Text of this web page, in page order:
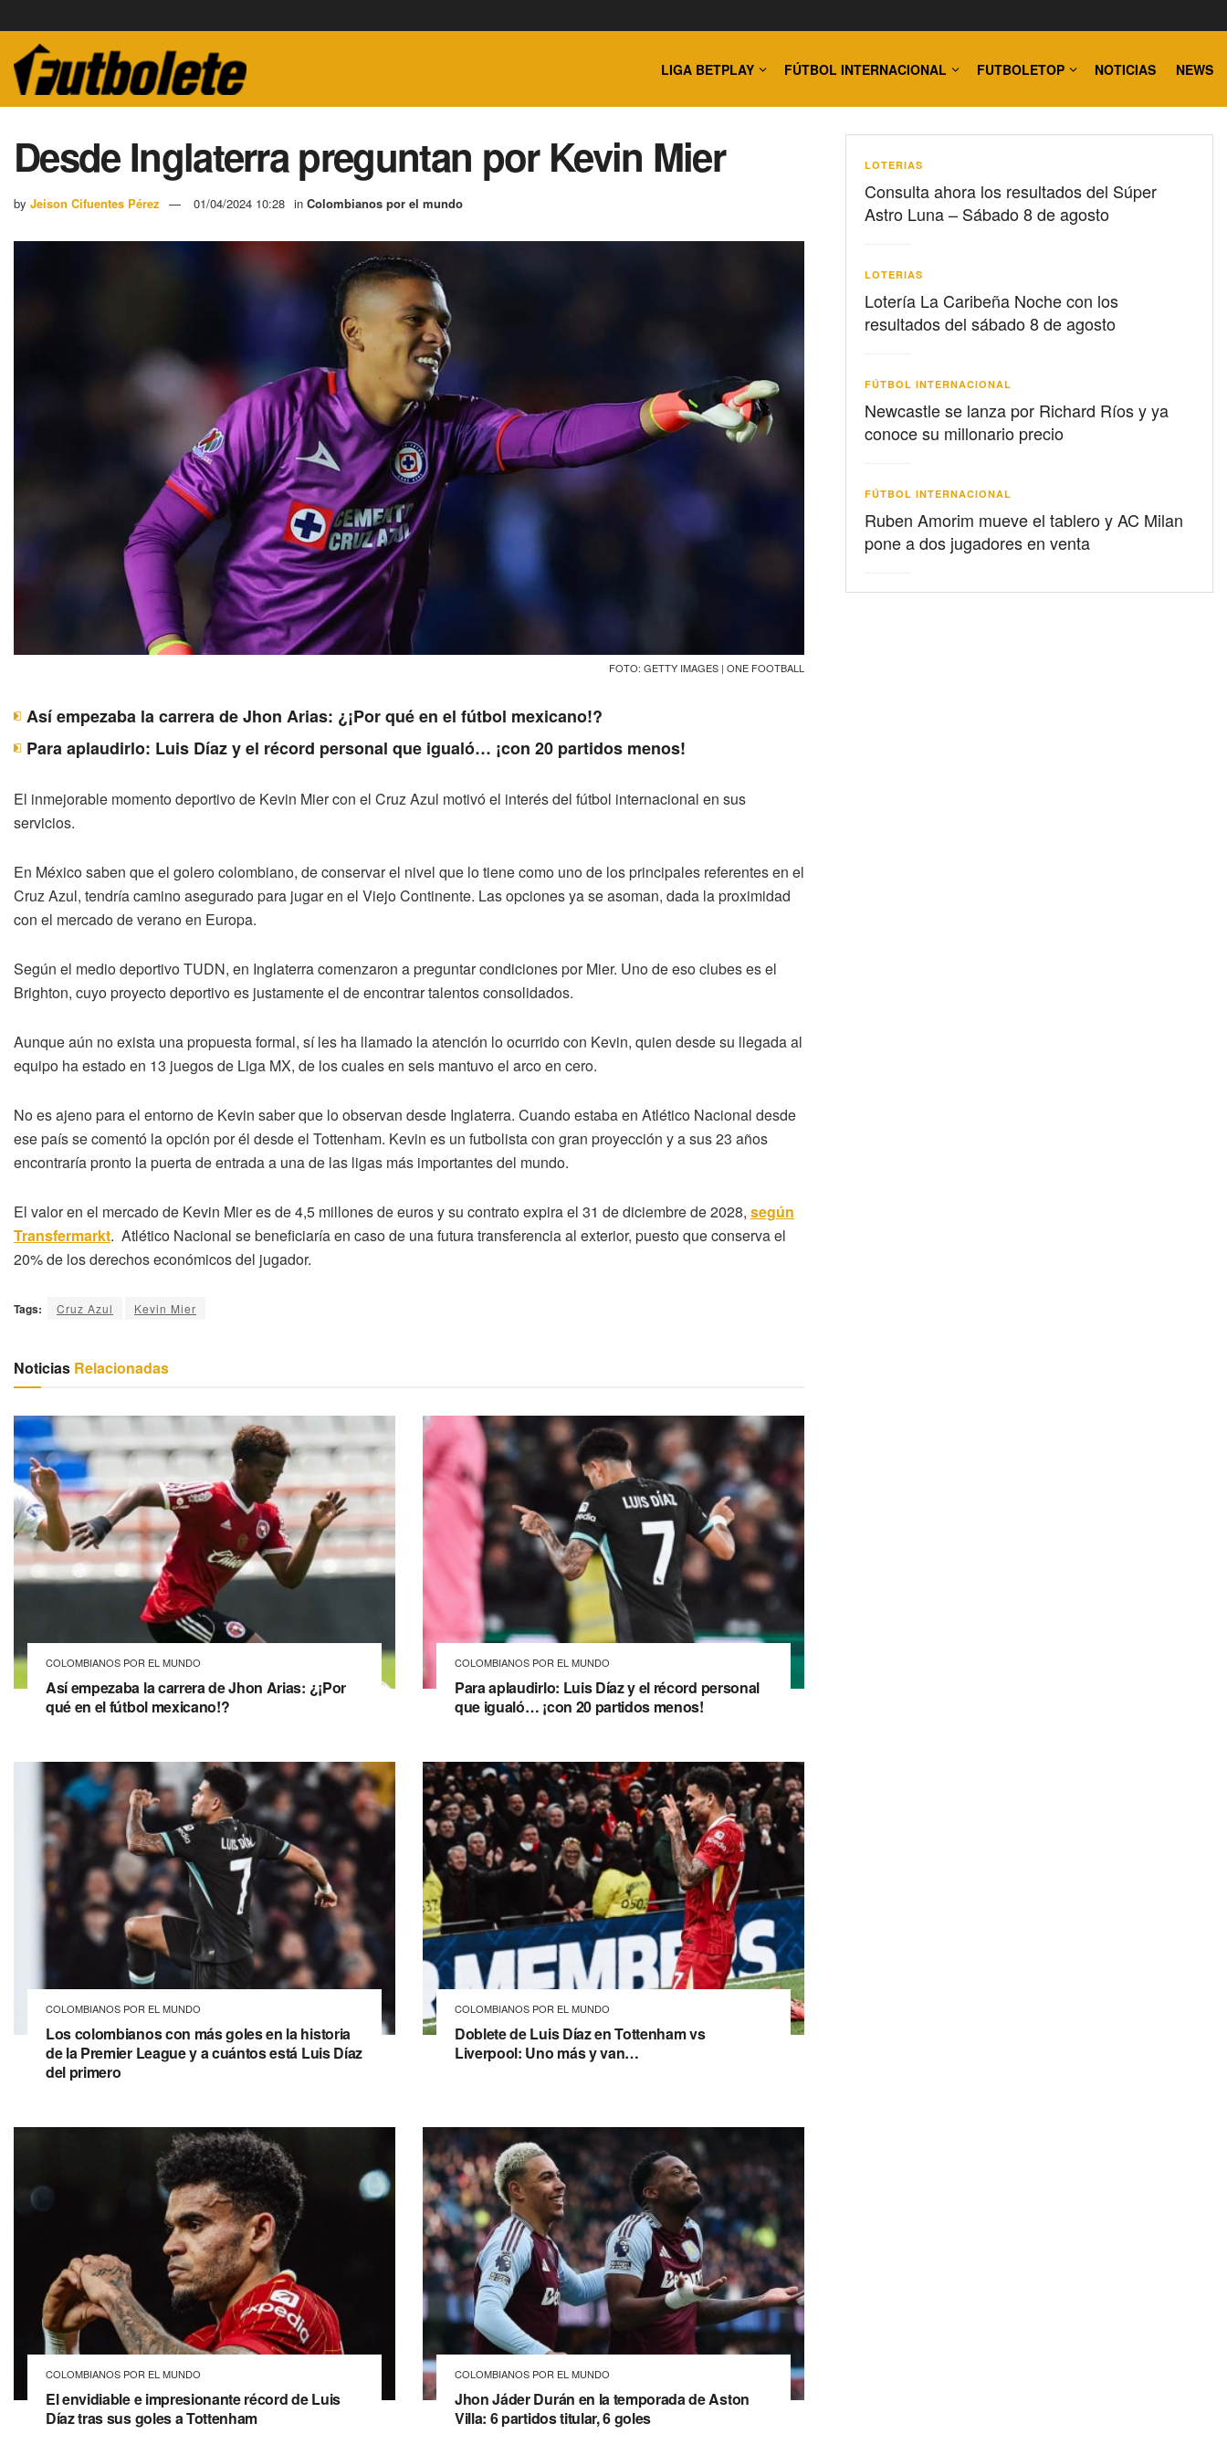
LIGA BETPLAY FÚTBOL INTERNACIONAL FUTBOLETOP NOTICIAS NEWS
Desde Inglaterra preguntan por Kevin Mier
by Jeison Cifuentes Pérez 01/04/2024 10:28 in Colombianos por el mundo
FOTO: GETTY IMAGES | ONE FOOTBALL
Así empezaba la carrera de Jhon Arias: ¿¡Por qué en el fútbol mexicano!?
Para aplaudirlo: Luis Díaz y el récord personal que igualó… ¡con 20 partidos menos!
El inmejorable momento deportivo de Kevin Mier con el Cruz Azul motivó el interés del fútbol internacional en sus
servicios.
En México saben que el golero colombiano, de conservar el nivel que lo tiene como uno de los principales referentes en el
Cruz Azul, tendría camino asegurado para jugar en el Viejo Continente. Las opciones ya se asoman, dada la proximidad
con el mercado de verano en Europa.
Según el medio deportivo TUDN, en Inglaterra comenzaron a preguntar condiciones por Mier. Uno de eso clubes es el
Brighton, cuyo proyecto deportivo es justamente el de encontrar talentos consolidados.
Aunque aún no exista una propuesta formal, sí les ha llamado la atención lo ocurrido con Kevin, quien desde su llegada al
equipo ha estado en 13 juegos de Liga MX, de los cuales en seis mantuvo el arco en cero.
No es ajeno para el entorno de Kevin saber que lo observan desde Inglaterra. Cuando estaba en Atlético Nacional desde
ese país se comentó la opción por él desde el Tottenham. Kevin es un futbolista con gran proyección y a sus 23 años
encontraría pronto la puerta de entrada a una de las ligas más importantes del mundo.
El valor en el mercado de Kevin Mier es de 4,5 millones de euros y su contrato expira el 31 de diciembre de 2028, según
Transfermarkt. Atlético Nacional se beneficiaría en caso de una futura transferencia al exterior, puesto que conserva el
20% de los derechos económicos del jugador.
Tags: Cruz Azul Kevin Mier
Noticias Relacionadas
COLOMBIANOS POR EL MUNDO
Así empezaba la carrera de Jhon Arias: ¿¡Por
qué en el fútbol mexicano!?
COLOMBIANOS POR EL MUNDO
Para aplaudirlo: Luis Díaz y el récord personal
que igualó… ¡con 20 partidos menos!
COLOMBIANOS POR EL MUNDO
Los colombianos con más goles en la historia
de la Premier League y a cuántos está Luis Díaz
del primero
COLOMBIANOS POR EL MUNDO
Doblete de Luis Díaz en Tottenham vs
Liverpool: Uno más y van…
COLOMBIANOS POR EL MUNDO
El envidiable e impresionante récord de Luis
Díaz tras sus goles a Tottenham
COLOMBIANOS POR EL MUNDO
Jhon Jáder Durán en la temporada de Aston
Villa: 6 partidos titular, 6 goles
LOTERIAS
Consulta ahora los resultados del Súper
Astro Luna – Sábado 8 de agosto
LOTERIAS
Lotería La Caribeña Noche con los
resultados del sábado 8 de agosto
FÚTBOL INTERNACIONAL
Newcastle se lanza por Richard Ríos y ya
conoce su millonario precio
FÚTBOL INTERNACIONAL
Ruben Amorim mueve el tablero y AC Milan
pone a dos jugadores en venta